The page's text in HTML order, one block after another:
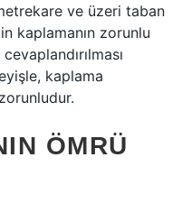
ve üzeri taban
kaplamanın zorunlu
kaplama
ÖMRÜ